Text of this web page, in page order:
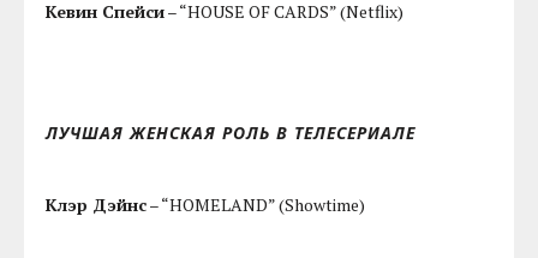
Кевин Спейси– “HOUSE OF CARDS” (Netflix)
ЛУЧШАЯ ЖЕНСКАЯ РОЛЬ В ТЕЛЕСЕРИАЛЕ
Клэр Дэйнс– “HOMELAND” (Showtime)